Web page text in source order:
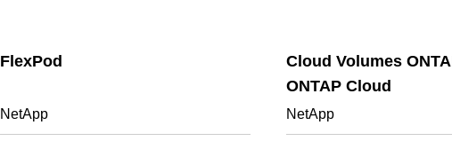
FlexPod
NetApp
Cloud Volumes
ONTAP Cloud
NetApp